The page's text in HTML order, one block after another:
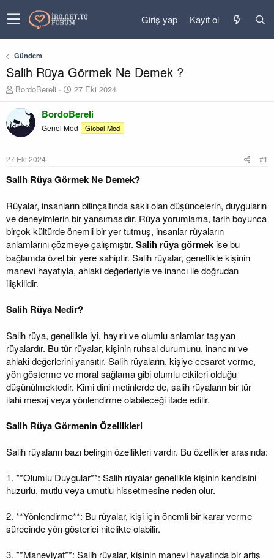
Giriş yap Kayıt ol
Gündem
Salih Rüya Görmek Ne Demek ?
K
n
u
b
a
ş
t
a
n
BordoBereli
B
ş
l
a
ç
r
i
h
i
27 Eki 2024
BordoBereli
Genel Mod Global Mod
27 Eki 2024 #1
Salih Rüya Görmek Ne Demek?
Rüyalar, insanların bilinçaltında saklı olan düşüncelerin, duyguların
ve deneyimlerin bir yansımasıdır. Rüya yorumlama, tarih boyunca
birçok kültürde önemli bir yer tutmuş, insanlar rüyaların
anlamlarını çözmeye çalışmıştır. Salih rüya görmekise bu
bağlamda özel bir yere sahiptir. Salih rüyalar, genellikle kişinin
manevi hayatıyla, ahlaki değerleriyle ve inancı ile doğrudan
ilişkilidir.
Salih Rüya Nedir?
Salih rüya, genellikle iyi, hayırlı ve olumlu anlamlar taşıyan
rüyalardır. Bu tür rüyalar, kişinin ruhsal durumunu, inancını ve
ahlaki değerlerini yansıtır. Salih rüyaların, kişiye cesaret verme,
yön gösterme ve moral sağlama gibi olumlu etkileri olduğu
düşünülmektedir. Kimi dini metinlerde de, salih rüyaların bir tür
ilahi mesaj veya yönlendirme olabileceği ifade edilir.
Salih Rüya Görmenin Özellikleri
Salih rüyaların bazı belirgin özellikleri vardır. Bu özellikler arasında:
1. **Olumlu Duygular**: Salih rüyalar genellikle kişinin kendisini
huzurlu, mutlu veya umutlu hissetmesine neden olur.
2. **Yönlendirme**: Bu rüyalar, kişi için önemli bir karar verme
sürecinde yön gösterici nitelikte olabilir.
3. **Maneviyat**: Salih rüyalar, kişinin manevi hayatında bir artış